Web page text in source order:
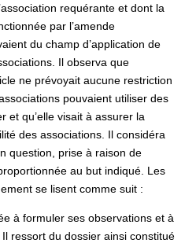
requérante et dont la
par l’amende
du champ d’application de
Il observa que
ne prévoyait aucune restriction
pouvaient utiliser des
et qu’elle visait à assurer la
des associations. Il considéra
question, prise à raison de
au but indiqué. Les
se lisent comme suit :
à formuler ses observations et à
ressort du dossier ainsi constitué